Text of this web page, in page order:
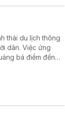
thái du lịch thông
dân. Việc ứng
bá điểm đến